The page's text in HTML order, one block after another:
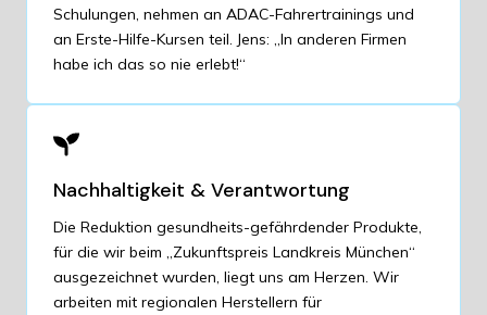
Schulungen, nehmen an ADAC-Fahrertrainings und
an Erste-Hilfe-Kursen teil. Jens: „In anderen Firmen
habe ich das so nie erlebt!“
Nachhaltigkeit & Verantwortung
Die Reduktion gesundheits-gefährdender Produkte,
für die wir beim „Zukunftspreis Landkreis München“
ausgezeichnet wurden, liegt uns am Herzen. Wir
arbeiten mit regionalen Herstellern für